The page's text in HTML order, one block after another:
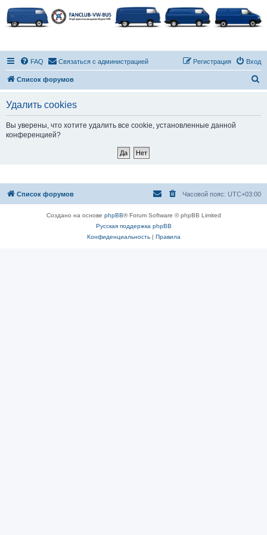
FAQ Связаться с администрацией Вход
Регистрация
Список форумов
Удалить cookies
Вы уверены, что хотите удалить все cookie, установленные данной
конференцией?
Список форумов Часовой пояс: UTC+03:00
Создано на основе phpBB® Forum Software © phpBB Limited
Русская поддержка phpBB
Конфиденциальность| Правила